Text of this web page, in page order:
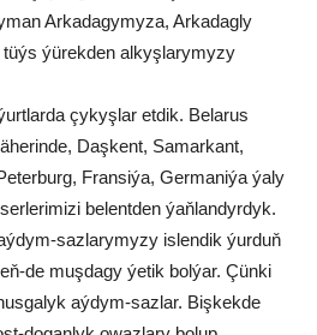
Arkadagymyza, Arkadagly
ýürekden alkyşlarymyzy
çykyşlar etdik. Belarus
Daşkent, Samarkant,
Fransiýa, Germaniýa ýaly
belentden ýaňlandyrdyk.
sazlarymyzy islendik ýurduň
de muşdagy ýetik bolýar. Çünki
aýdym-sazlar. Bişkekde